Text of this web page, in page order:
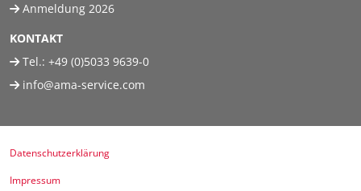
Anmeldung 2026
KONTAKT
Tel.: +49 (0)5033 9639-0
info@ama-service.com
Datenschutzerklärung
Impressum